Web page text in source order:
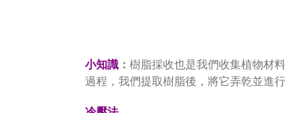
小知識 ： 樹脂採收也是我們收集植物材
過程，我們提取樹脂後，將它弄乾並進